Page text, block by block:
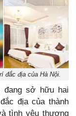
đắc địa của Hà Nội.
đang sở hữu hai
địa của thành
tình yêu thương